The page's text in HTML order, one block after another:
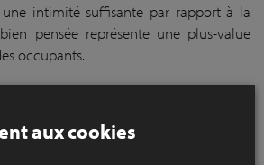
intimité suffisante par rapport à la
pensée représente une plus-value
occupants.
aux cookies